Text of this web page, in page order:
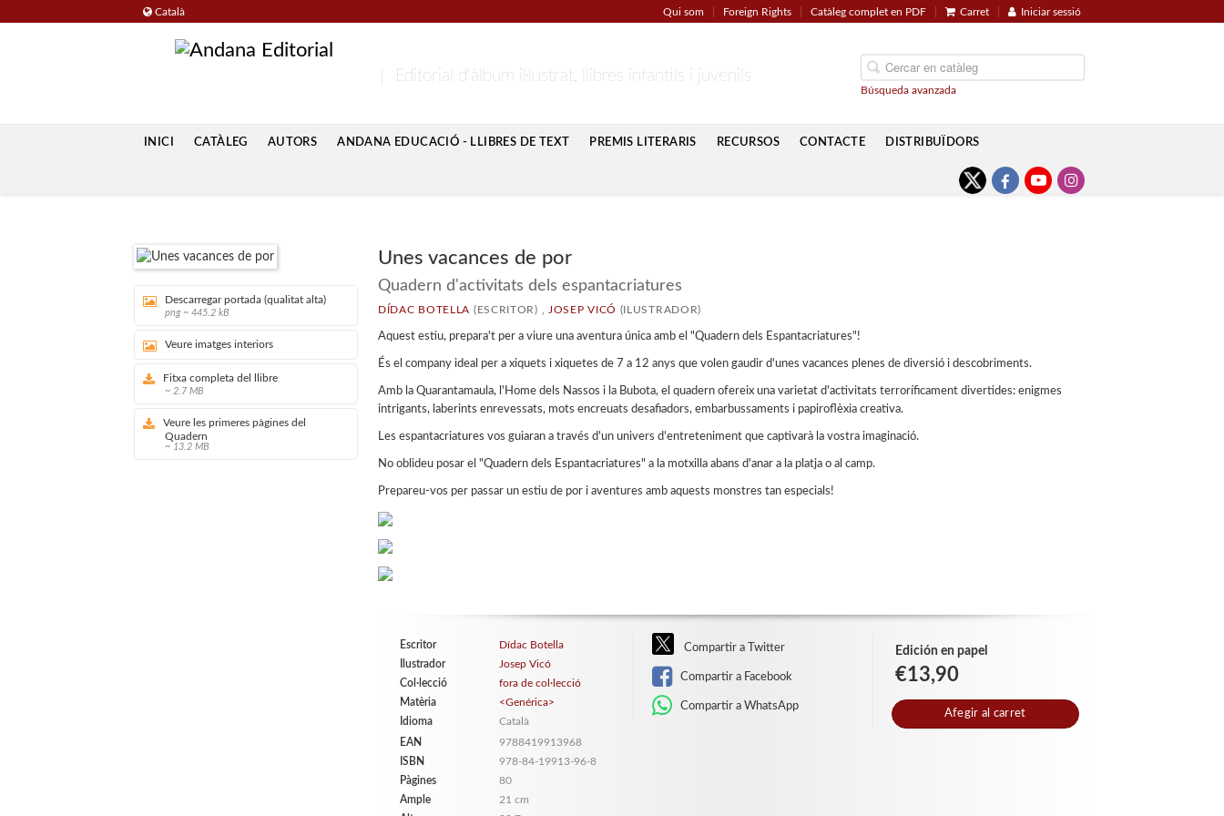
Català Qui som Foreign Rights Catàleg complet en PDF Carret Iniciar sessió
Editorial d'àlbum il·lustrat, llibres infantils i juvenils
Búsqueda avanzada
INICI CATÀLEG AUTORS ANDANA EDUCACIÓ - LLIBRES DE TEXT PREMIS LITERARIS RECURSOS CONTACTE DISTRIBUÏDORS
Descarregar portada (qualitat alta)
png ~ 445.2 kB
Veure imatges interiors
Fitxa completa del llibre
~ 2.7 MB
Veure les primeres pàgines del
Quadern
~ 13.2 MB
Unes vacances de por
Quadern d'activitats dels espantacriatures
DÍDAC BOTELLA (ESCRITOR) , JOSEP VICÓ (ILUSTRADOR)
Aquest estiu, prepara't per a viure una aventura única amb el "Quadern dels Espantacriatures"!
És el company ideal per a xiquets i xiquetes de 7 a 12 anys que volen gaudir d'unes vacances plenes de diversió i descobriments.
Amb la Quarantamaula, l'Home dels Nassos i la Bubota, el quadern ofereix una varietat d'activitats terroríficament divertides: enigmes
intrigants, laberints enrevessats, mots encreuats desafiadors, embarbussaments i papiroflèxia creativa.
Les espantacriatures vos guiaran a través d'un univers d'entreteniment que captivarà la vostra imaginació.
No oblideu posar el "Quadern dels Espantacriatures" a la motxilla abans d'anar a la platja o al camp.
Prepareu-vos per passar un estiu de por i aventures amb aquests monstres tan especials!
Escritor
Dídac Botella
Ilustrador
Josep Vicó
Col·lecció
fora de col·lecció
Matèria
<Genérica>
Idioma
Català
EAN
9788419913968
ISBN
978-84-19913-96-8
Pàgines
80
Ample
21 cm
Compartir a Twitter
Compartir a Facebook
Compartir a WhatsApp
Edición en papel
€13,90
Afegir al carret